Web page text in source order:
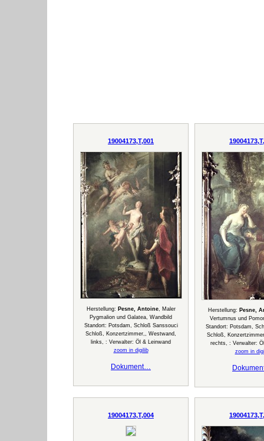
19004173,T,001
Herstellung: Pesne, Antoine, Maler
Pygmalion und Galatea, Wandbild
Standort: Potsdam, Schloß Sanssouci
Schloß, Konzertzimmer,, Westwand,
links, : Verwalter: Öl & Leinwand
zoom in digilib
Dokument…
Herstellung: Pesne,
Vertumnus und
Standort: Potsdam,
Schloß,
rechts, : Verwalter:
zoom in
19004173,T,004